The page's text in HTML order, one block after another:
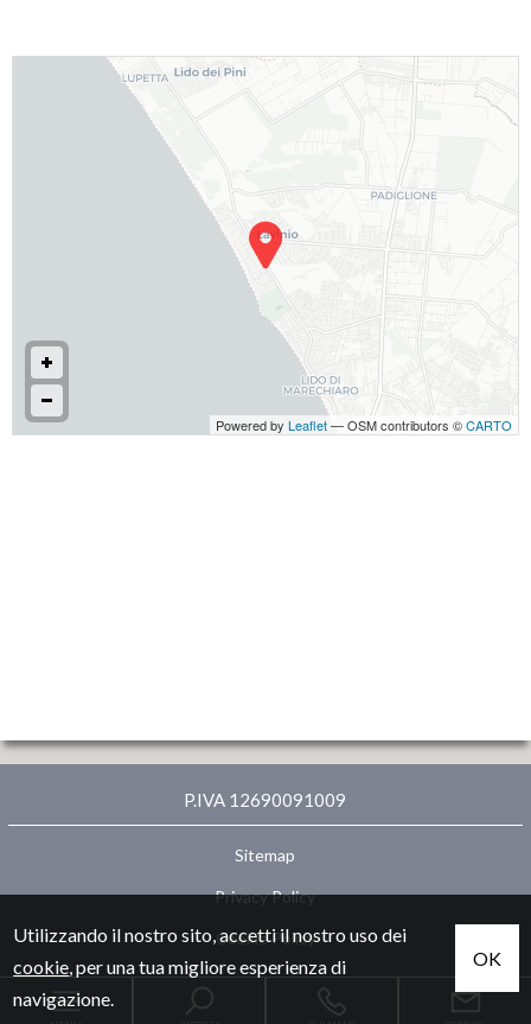
Powered by Leaflet— OSM contributors ©CARTO
P.IVA 12690091009
Sitemap
Privacy Policy
Cookie Policy
partner
Utilizzando il nostro sito, accetti il nostro uso dei
cookie, per una tua migliore esperienza di
navigazione.
OK